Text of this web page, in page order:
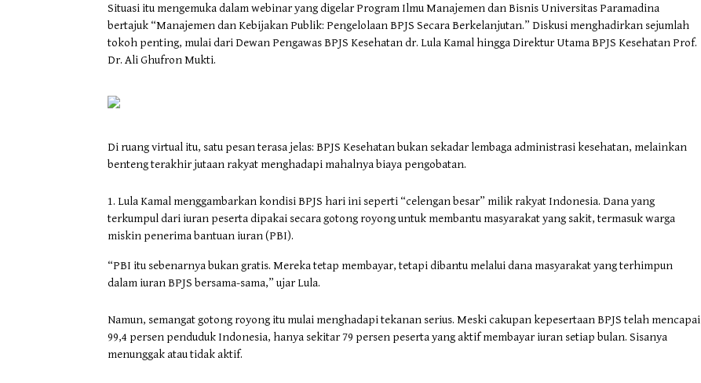
Situasi itu mengemuka dalam webinar yang digelar Program Ilmu Manajemen dan Bisnis Universitas Paramadina
bertajuk “Manajemen dan Kebijakan Publik: Pengelolaan BPJS Secara Berkelanjutan.” Diskusi menghadirkan sejumlah
tokoh penting, mulai dari Dewan Pengawas BPJS Kesehatan dr. Lula Kamal hingga Direktur Utama BPJS Kesehatan Prof.
Dr. Ali Ghufron Mukti.
Di ruang virtual itu, satu pesan terasa jelas: BPJS Kesehatan bukan sekadar lembaga administrasi kesehatan, melainkan
benteng terakhir jutaan rakyat menghadapi mahalnya biaya pengobatan.
Lula Kamal menggambarkan kondisi BPJS hari ini seperti “celengan besar” milik rakyat Indonesia. Dana yang
terkumpul dari iuran peserta dipakai secara gotong royong untuk membantu masyarakat yang sakit, termasuk warga
miskin penerima bantuan iuran (PBI).
“PBI itu sebenarnya bukan gratis. Mereka tetap membayar, tetapi dibantu melalui dana masyarakat yang terhimpun
dalam iuran BPJS bersama-sama,” ujar Lula.
Namun, semangat gotong royong itu mulai menghadapi tekanan serius. Meski cakupan kepesertaan BPJS telah mencapai
99,4 persen penduduk Indonesia, hanya sekitar 79 persen peserta yang aktif membayar iuran setiap bulan. Sisanya
menunggak atau tidak aktif.